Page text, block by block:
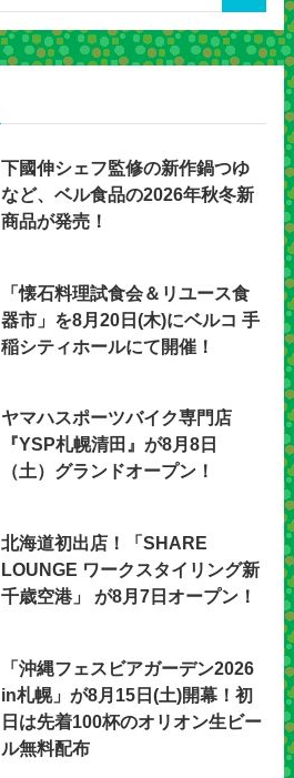
下國伸シェフ監修の新作鍋つゆ
など、ベル食品の2026年秋冬新
商品が発売！
「懐石料理試食会＆リユース食
器市」を8月20日(木)にベルコ 手
稲シティホールにて開催！
ヤマハスポーツバイク専門店
『YSP札幌清田』が8月8日
（土）グランドオープン！
北海道初出店！「SHARE
LOUNGE ワークスタイリング新
千歳空港」 が8月7日オープン！
「沖縄フェスビアガーデン2026
in札幌」が8月15日(土)開幕！初
日は先着100杯のオリオン生ビー
ル無料配布